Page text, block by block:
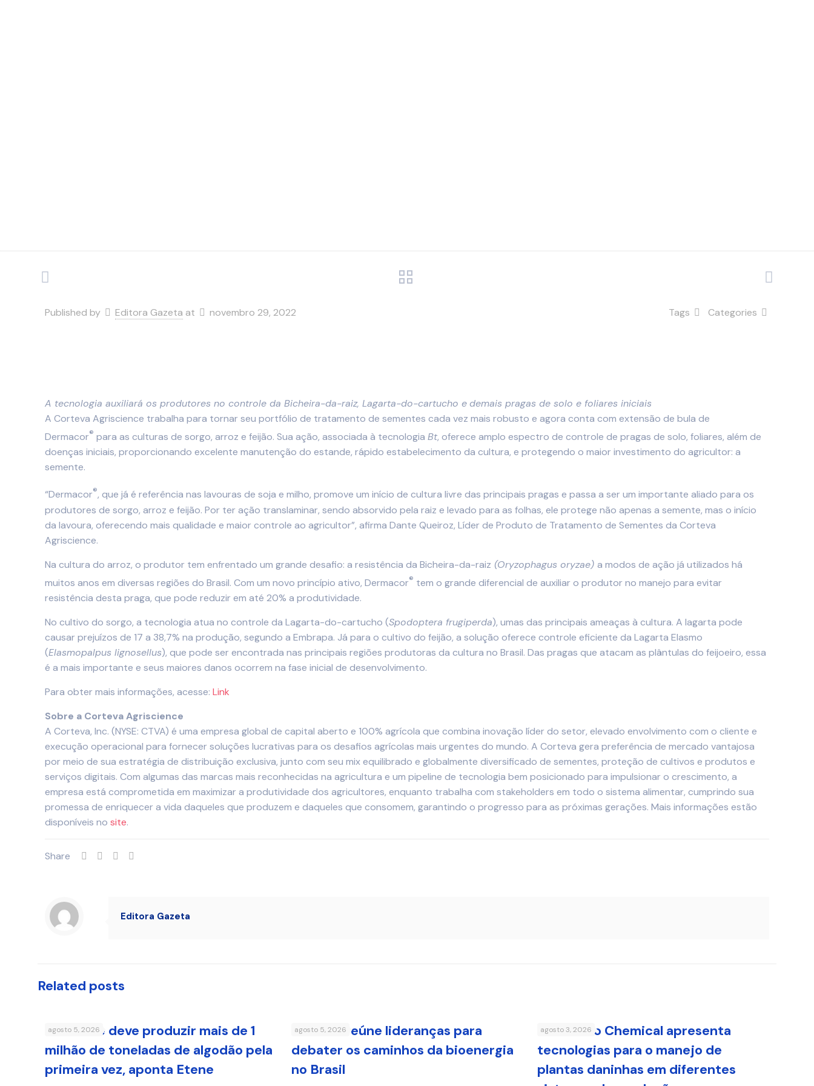
Published by Editora Gazeta at novembro 29, 2022 Categories
Tags
A tecnologia auxiliará os produtores no controle da Bicheira-da-raiz,Lagarta-do-cartucho edemais pragas de solo e foliares iniciais
A Corteva Agriscience trabalha para tornar seu portfólio de tratamento de sementes cada vez mais robusto e agora conta com extensão de bula de
Dermacor® para as culturas de sorgo, arroz e feijão. Sua ação, associada à tecnologiaBt, oferece amplo espectro de controle de pragas de solo, foliares, além de
doenças iniciais, proporcionando excelente manutenção do estande, rápido estabelecimento da cultura, e protegendo o maior investimento do agricultor: a
semente.
“Dermacor®, que já é referência nas lavouras de soja e milho, promove um início de cultura livre das principais pragas e passa a ser um importante aliado para os
produtores de sorgo, arroz e feijão. Por ter ação translaminar, sendo absorvido pela raiz e levado para as folhas, ele protege não apenas a semente, mas o início
da lavoura, oferecendo mais qualidade e maior controle ao agricultor”, afirma Dante Queiroz, Líder de Produto de Tratamento de Sementes da Corteva
Agriscience.
Na cultura do arroz, o produtor tem enfrentado um grande desafio: a resistência da Bicheira-da-raiz (Oryzophagus oryzae)a modos de ação já utilizados há
muitos anos em diversas regiões do Brasil. Com um novo princípio ativo, Dermacor® tem o grande diferencial de auxiliar o produtor no manejo para evitar
resistência desta praga, que pode reduzir em até 20% a produtividade.
No cultivo do sorgo, a tecnologia atua no controle da Lagarta-do-cartucho (Spodoptera frugiperda), umas das principais ameaças à cultura. A lagarta pode
causar prejuízos de 17 a 38,7% na produção, segundo a Embrapa. Já para o cultivo do feijão, a solução oferece controle eficiente da Lagarta Elasmo
(Elasmopalpus lignosellus), que pode ser encontrada nas principais regiões produtoras da cultura no Brasil. Das pragas que atacam as plântulas do feijoeiro, essa
é a mais importante e seus maiores danos ocorrem na fase inicial de desenvolvimento.
Para obter mais informações, acesse:Link
Sobre a Corteva Agriscience
A Corteva, Inc. (NYSE: CTVA) é uma empresa global de capital aberto e 100% agrícola que combina inovação líder do setor, elevado envolvimento com o cliente e
execução operacional para fornecer soluções lucrativas para os desafios agrícolas mais urgentes do mundo. A Corteva gera preferência de mercado vantajosa
por meio de sua estratégia de distribuição exclusiva, junto com seu mix equilibrado e globalmente diversificado de sementes, proteção de cultivos e produtos e
serviços digitais. Com algumas das marcas mais reconhecidas na agricultura e um pipeline de tecnologia bem posicionado para impulsionar o crescimento, a
empresa está comprometida em maximizar a produtividade dos agricultores, enquanto trabalha com stakeholders em todo o sistema alimentar, cumprindo sua
promessa de enriquecer a vida daqueles que produzem e daqueles que consomem, garantindo o progresso para as próximas gerações. Mais informações estão
disponíveis nosite.
Share
Editora Gazeta
Related posts
agosto 5, 2026
Nordeste deve produzir mais de 1
milhão de toneladas de algodão pela
primeira vez, aponta Etene
agosto 5, 2026
FenaBio reúne lideranças para
debater os caminhos da bioenergia
no Brasil
agosto 3, 2026
Sumitomo Chemical apresenta
tecnologias para o manejo de
plantas daninhas em diferentes